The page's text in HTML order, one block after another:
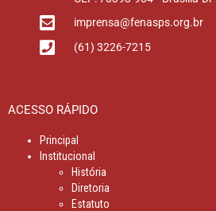
imprensa@fenasps.org.br
(61) 3226-7215
ACESSO RÁPIDO
Principal
Institucional
História
Diretoria
Estatuto